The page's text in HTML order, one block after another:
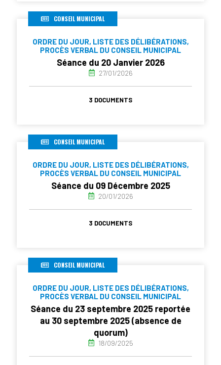
CONSEIL MUNICIPAL
ORDRE DU JOUR, LISTE DES DÉLIBÉRATIONS,
PROCÈS VERBAL DU CONSEIL MUNICIPAL
Séance du 20 Janvier 2026
27/01/2026
3 DOCUMENTS
CONSEIL MUNICIPAL
ORDRE DU JOUR, LISTE DES DÉLIBÉRATIONS,
PROCÈS VERBAL DU CONSEIL MUNICIPAL
Séance du 09 Décembre 2025
20/01/2026
3 DOCUMENTS
CONSEIL MUNICIPAL
ORDRE DU JOUR, LISTE DES DÉLIBÉRATIONS,
PROCÈS VERBAL DU CONSEIL MUNICIPAL
Séance du 23 septembre 2025 reportée
au 30 septembre 2025 (absence de
quorum)
18/09/2025